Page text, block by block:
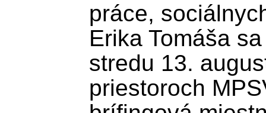
práce,
Erika Tomáša
stredu 13.
priestoroch